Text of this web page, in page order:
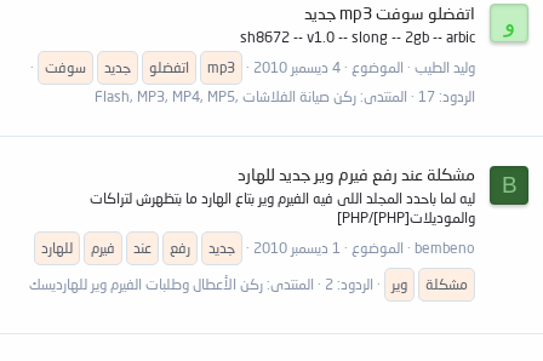
و اتفضلو سوفت mp3 جديد
sh8672 -- v1.0 -- slong -- 2gb -- arbic
وليد الطيب
الموضوع 4 ديسمبر 2010 mp3 اتفضلو جديد
سوفت
الردود: 17
المنتدى: ركن صيانة الفلاشات ,Flash, MP3, MP4, MP5
B مشكلة عند رفع فيرم وير جديد للهارد
ليه لما باحدد المجلد اللى فيه الفيرم وير بتاع الهارد ما بتظهرش لتراكات
والموديلات[PHP]/PHP]
bembeno
الموضوع 1 ديسمبر 2010 جديد رفع عند فيرم
للهارد
مشكلة
وير الردود: 2 المنتدى: ركن الأعطال وطلبات الفيرم وير للهارديسك